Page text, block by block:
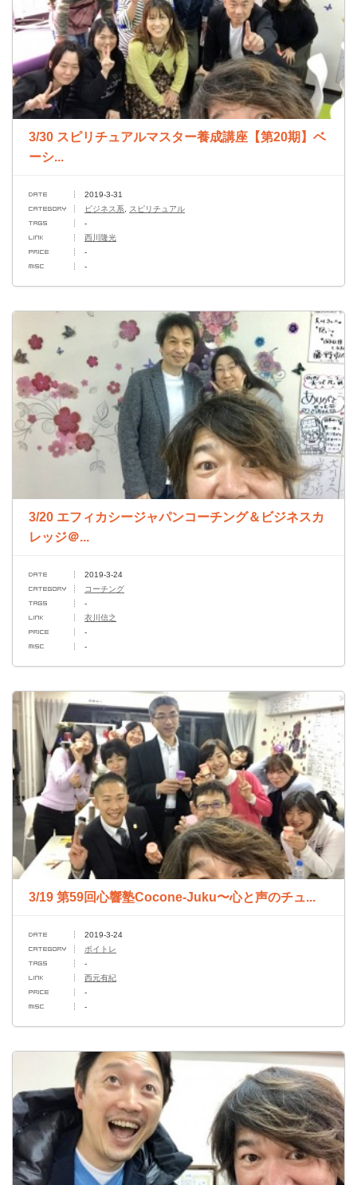
3/30 スピリチュアルマスター養成講座【第20期】ベ
ーシ...
2019-3-31
ビジネス系, スピリチュアル
-
西川隆光
-
-
3/20 エフィカシージャパンコーチング＆ビジネスカ
レッジ＠...
2019-3-24
コーチング
-
衣川信之
-
-
3/19 第59回心響塾Cocone-Juku〜心と声のチュ...
2019-3-24
ボイトレ
-
西元有紀
-
-